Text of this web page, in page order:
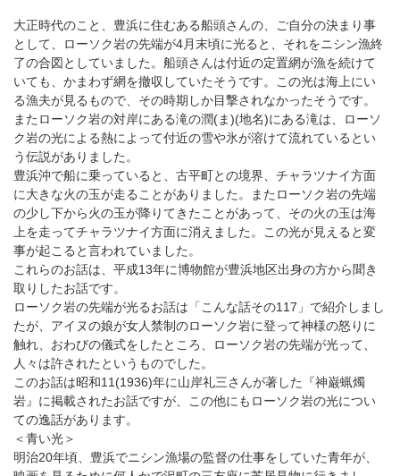
大正時代のこと、豊浜に住むある船頭さんの、ご自分の決まり事
として、ローソク岩の先端が4月末頃に光ると、それをニシン漁終
了の合図としていました。船頭さんは付近の定置網が漁を続けて
いても、かまわず網を撤収していたそうです。この光は海上にい
る漁夫が見るもので、その時期しか目撃されなかったそうです。
またローソク岩の対岸にある滝の潤(ま)(地名)にある滝は、ローソ
ク岩の光による熱によって付近の雪や氷が溶けて流れているとい
う伝説がありました。
豊浜沖で船に乗っていると、古平町との境界、チャラツナイ方面
に大きな火の玉が走ることがありました。またローソク岩の先端
の少し下から火の玉が降りてきたことがあって、その火の玉は海
上を走ってチャラツナイ方面に消えました。この光が見えると変
事が起こると言われていました。
これらのお話は、平成13年に博物館が豊浜地区出身の方から聞き
取りしたお話です。
ローソク岩の先端が光るお話は「こんな話その117」で紹介しまし
たが、アイヌの娘が女人禁制のローソク岩に登って神様の怒りに
触れ、おわびの儀式をしたところ、ローソク岩の先端が光って、
人々は許されたというものでした。
このお話は昭和11(1936)年に山岸礼三さんが著した『神巌蝋燭
岩』に掲載されたお話ですが、この他にもローソク岩の光につい
ての逸話があります。
＜青い光＞
明治20年頃、豊浜でニシン漁場の監督の仕事をしていた青年が、